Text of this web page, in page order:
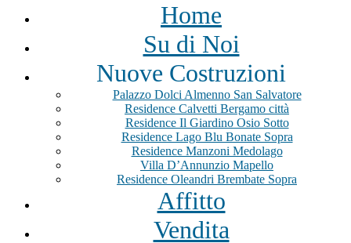
Home
Su di Noi
Nuove Costruzioni
Palazzo Dolci Almenno San Salvatore
Residence Calvetti Bergamo città
Residence Il Giardino Osio Sotto
Residence Lago Blu Bonate Sopra
Residence Manzoni Medolago
Villa D’Annunzio Mapello
Residence Oleandri Brembate Sopra
Affitto
Vendita